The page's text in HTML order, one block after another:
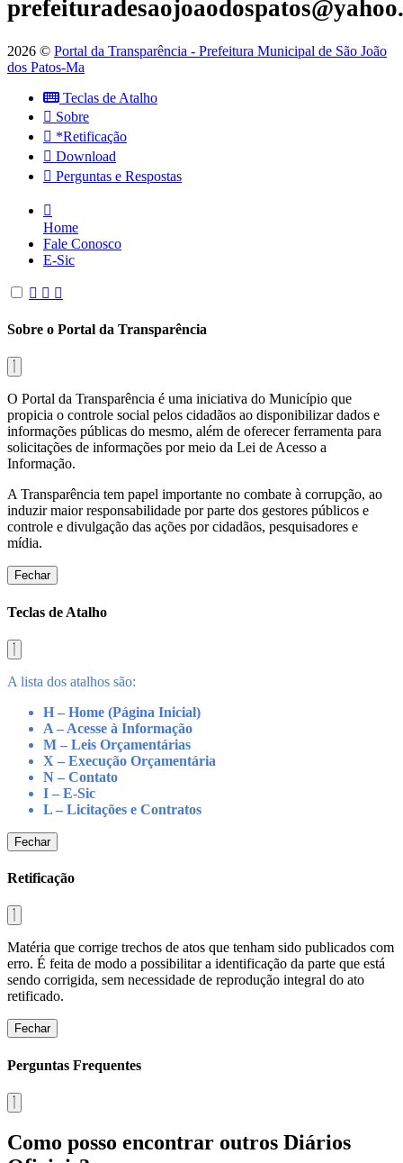
2026 © Portal da Transparência - Prefeitura Municipal de São João
dos Patos-Ma
Teclas de Atalho
Sobre
*Retificação
Download
Perguntas e Respostas
Home
Fale Conosco
E-Sic
Sobre o Portal da Transparência
O Portal da Transparência é uma iniciativa do Município que
propicia o controle social pelos cidadãos ao disponibilizar dados e
informações públicas do mesmo, além de oferecer ferramenta para
solicitações de informações por meio da Lei de Acesso a
Informação.
A Transparência tem papel importante no combate à corrupção, ao
induzir maior responsabilidade por parte dos gestores públicos e
controle e divulgação das ações por cidadãos, pesquisadores e
mídia.
Fechar
Teclas de Atalho
A lista dos atalhos são:
H – Home (Página Inicial)
A – Acesse à Informação
M – Leis Orçamentárias
X – Execução Orçamentária
N – Contato
I – E-Sic
L – Licitações e Contratos
Fechar
Retificação
Matéria que corrige trechos de atos que tenham sido publicados com
erro. É feita de modo a possibilitar a identificação da parte que está
sendo corrigida, sem necessidade de reprodução integral do ato
retificado.
Fechar
Perguntas Frequentes
Como posso encontrar outros Diários